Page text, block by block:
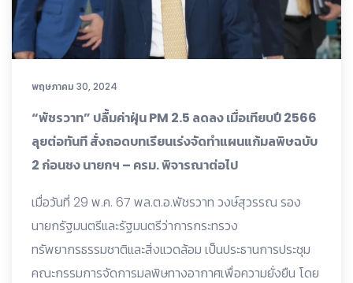
พฤษภาคม 30, 2024
“พัชรวาท” ปลื้มค่าฝุ่น PM 2.5 ลดลง เมื่อเทียบปี 2566
ลุยต่อทันที สั่งถอดบทเรียนเร่งจัดทำแผนแก้มลพิษฉบับ
2 ก่อนชง นายกฯ – ครม. พิจารณาต่อไป
เมื่อวันที่ 29 พ.ค. 67 พล.ต.อ.พัชรวาท วงษ์สุวรรณ รอง
นายกรัฐมนตรีและรัฐมนตรีว่าการกระทรวง
ทรัพยากรธรรมชาติและสิ่งแวดล้อม เป็นประธานการประชุม
คณะกรรมการจัดการมลพิษทางอากาศเพื่อความยั่งยืน โดย